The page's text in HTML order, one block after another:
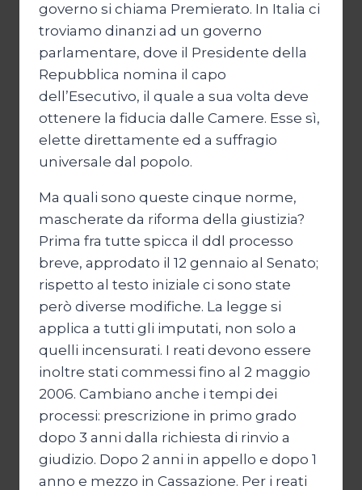
governo si chiama Premierato. In Italia ci
troviamo dinanzi ad un governo
parlamentare, dove il Presidente della
Repubblica nomina il capo
dell’Esecutivo, il quale a sua volta deve
ottenere la fiducia dalle Camere. Esse sì,
elette direttamente ed a suffragio
universale dal popolo.
Ma quali sono queste cinque norme,
mascherate da riforma della giustizia?
Prima fra tutte spicca il ddl processo
breve, approdato il 12 gennaio al Senato;
rispetto al testo iniziale ci sono state
però diverse modifiche. La legge si
applica a tutti gli imputati, non solo a
quelli incensurati. I reati devono essere
inoltre stati commessi fino al 2 maggio
2006. Cambiano anche i tempi dei
processi: prescrizione in primo grado
dopo 3 anni dalla richiesta di rinvio a
giudizio. Dopo 2 anni in appello e dopo 1
anno e mezzo in Cassazione. Per i reati